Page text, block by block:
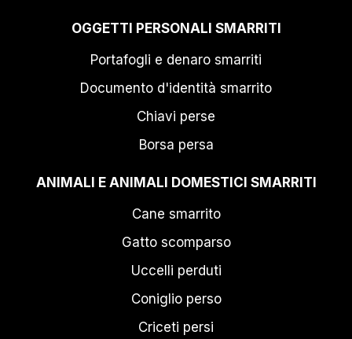
OGGETTI PERSONALI SMARRITI
Portafogli e denaro smarriti
Documento d'identità smarrito
Chiavi perse
Borsa persa
ANIMALI E ANIMALI DOMESTICI SMARRITI
Cane smarrito
Gatto scomparso
Uccelli perduti
Coniglio perso
Criceti persi